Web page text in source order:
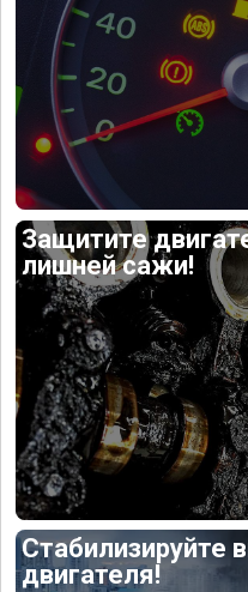
Защитите
лишней сажи!
Стабилизируйте
двигателя!